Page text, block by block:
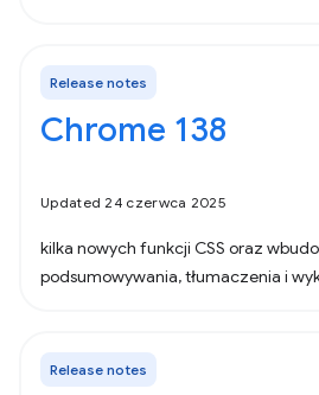
Release notes
Chrome 138
Updated 24 czerwca 2025
kilka nowych funkcji CSS oraz
podsumowywania, tłumaczenia i
Release notes